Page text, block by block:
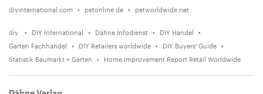
diyinternational.com petonline.de petworldwide.net
diy DIY International Dähne Infodienst
DIY Handel
Garten Fachhandel
DIY Retailers worldwide
DIY Buyers' Guide
Statistik Baumarkt + Garten
Home Improvement Report Retail Worldwide